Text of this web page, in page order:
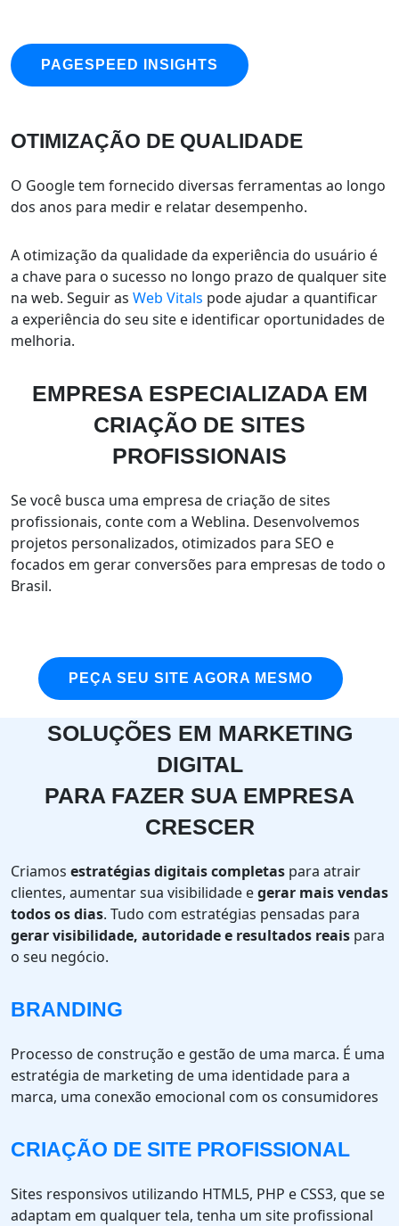
PAGESPEED INSIGHTS
OTIMIZAÇÃO DE QUALIDADE
O Google tem fornecido diversas ferramentas ao longo
dos anos para medir e relatar desempenho.
A otimização da qualidade da experiência do usuário é
a chave para o sucesso no longo prazo de qualquer site
na web. Seguir as Web Vitals pode ajudar a quantificar
a experiência do seu site e identificar oportunidades de
melhoria.
EMPRESA ESPECIALIZADA EM
CRIAÇÃO DE SITES
PROFISSIONAIS
Se você busca uma empresa de criação de sites
profissionais, conte com a Weblina. Desenvolvemos
projetos personalizados, otimizados para SEO e
focados em gerar conversões para empresas de todo o
Brasil.
PEÇA SEU SITE AGORA MESMO
SOLUÇÕES EM MARKETING
DIGITAL
PARA FAZER SUA EMPRESA
CRESCER
Criamos estratégias digitais completas para atrair
clientes, aumentar sua visibilidade egerar mais vendas
todos os dias. Tudo com estratégias pensadas para
gerar visibilidade, autoridade e resultados reais para
o seu negócio.
BRANDING
Processo de construção e gestão de uma marca. É uma
estratégia de marketing de uma identidade para a
marca, uma conexão emocional com os consumidores
CRIAÇÃO DE SITE PROFISSIONAL
Sites responsivos utilizando HTML5, PHP e CSS3, que se
adaptam em qualquer tela, tenha um site profissional